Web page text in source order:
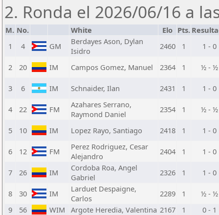
2. Ronda el 2026/06/16 a
M. No. White Elo Pts.
1
4 GM
Berdayes Ason, Dylan
Isidro
2460 1 1 - 0
2 20 IM Campos Gomez, Manuel 2364 1 ½ - ½
3 6 IM Schnaider, Ilan 2431 1 1 - 0
4 22 FM
Azahares Serrano,
Raymond Daniel
2354 1 ½ - ½
5 10 IM Lopez Rayo, Santiago 2418 1 1 - 0
6 12 FM
Perez Rodriguez, Cesar
Alejandro
2404 1 1 - 0
7 26 IM
Cordoba Roa, Angel
Gabriel
2326 1 1 - 0
8 30 IM
Larduet Despaigne,
Carlos
2289 1
½ - ½
9
56 WIM Argote Heredia, Valentina 2167 1
0 - 1